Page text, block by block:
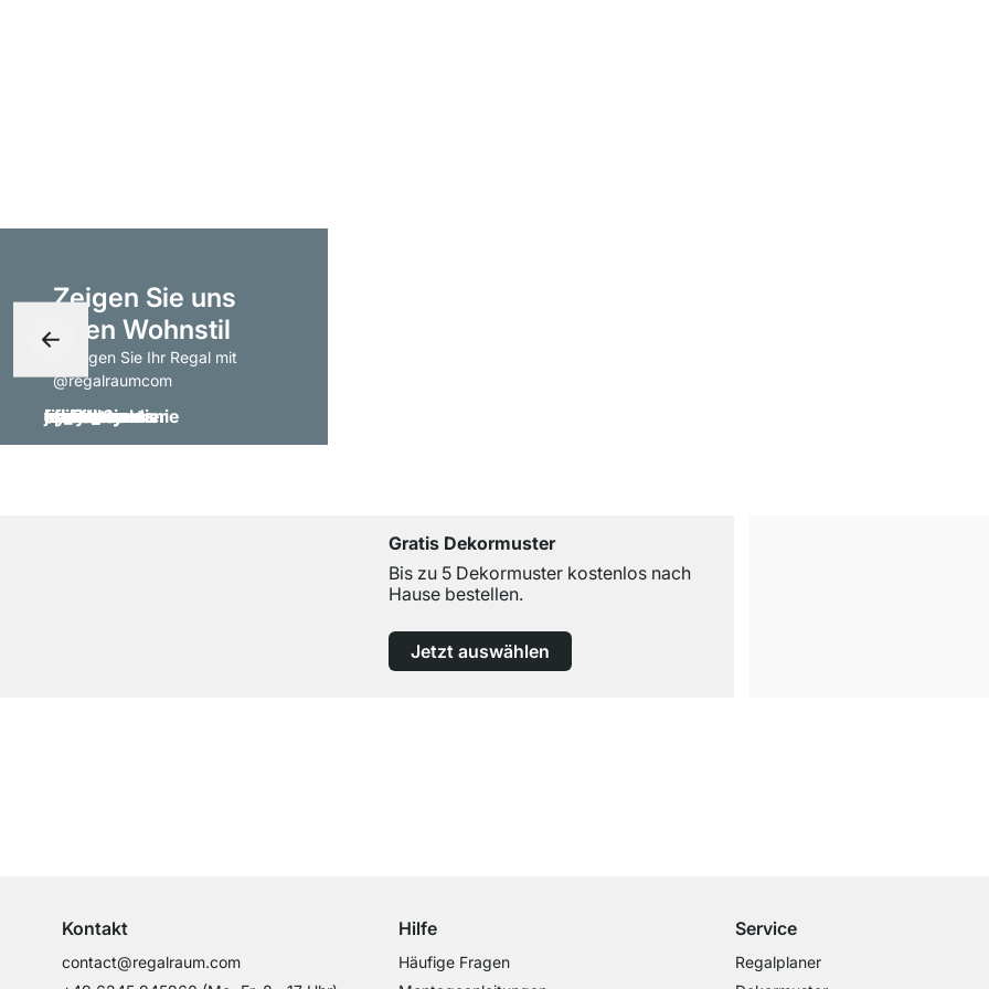
Zeigen Sie uns
Ihren Wohnstil
- taggen Sie Ihr Regal mit
@regalraumcom
Gratis Dekormuster
Bis zu 5 Dekormuster kostenlos nach
Hause bestellen.
Jetzt auswählen
Kontakt
contact@regalraum.com
Hilfe
Häufige Fragen
Service
Regalplaner